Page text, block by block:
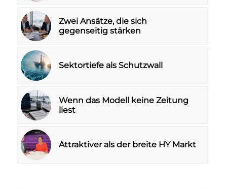
Zwei Ansätze, die sich
gegenseitig stärken
Sektortiefe als Schutzwall
Wenn das Modell keine Zeitung
liest
Attraktiver als der breite HY Markt